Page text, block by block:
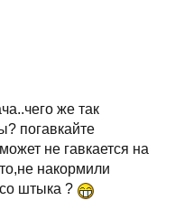
же так
погавкайте
не гавкается на
накормили
штыка ?